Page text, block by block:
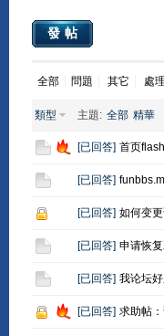
發帖
全部 問題 其它 處
類型 主題: 全部 精華
[已回答] 首页
[已回答]
[已回答] 如何变
[已回答] 申请恢
[已回答] 我论坛
[已回答] 求助帖